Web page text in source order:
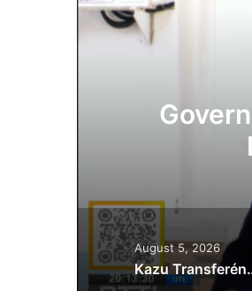
August 5, 2026
Kazu Transferénsia